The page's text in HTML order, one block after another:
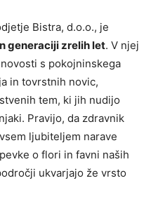
Bistra, d.o.o., je
generaciji zrelih let. V njej
s pokojninskega
in tovrstnih novic,
tem, ki jih nudijo
Pravijo, da zdravnik
ljubiteljem narave
o flori in favni naših
ukvarjajo že vrsto